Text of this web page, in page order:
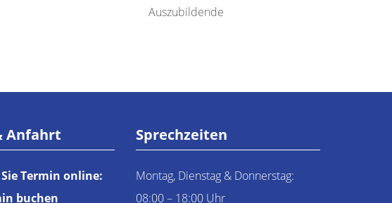
Auszubildende
Anfahrt
Termin online:
buchen
Sprechzeiten
Montag, Dienstag & Donnerstag:
08:00 – 18:00 Uhr